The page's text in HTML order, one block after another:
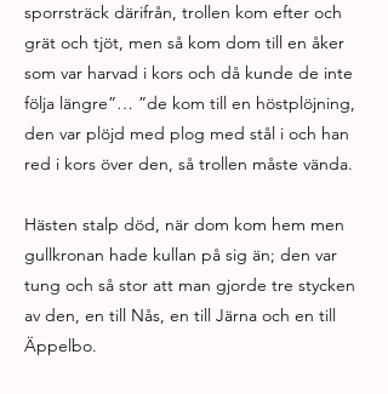
sporrsträck därifrån, trollen kom efter och
grät och tjöt, men så kom dom till en åker
som var harvad i kors och då kunde de inte
följa längre”… ”de kom till en höstplöjning,
den var plöjd med plog med stål i och han
red i kors över den, så trollen måste vända.
Hästen stalp död, när dom kom hem men
gullkronan hade kullan på sig än; den var
tung och så stor att man gjorde tre stycken
av den, en till Nås, en till Järna och en till
Äppelbo.